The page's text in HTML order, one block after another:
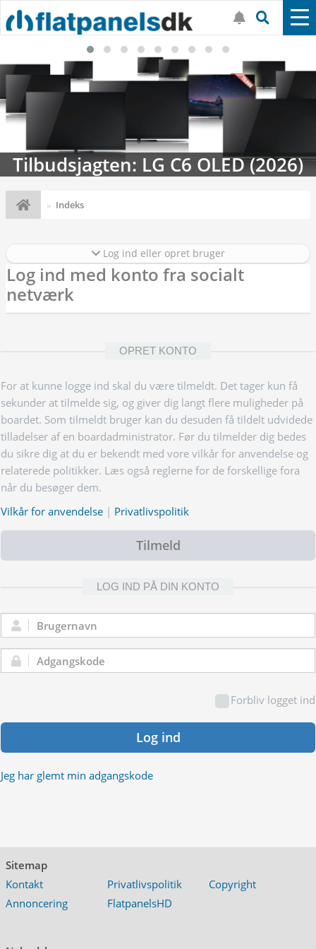
Tilbudsjagten: LG C6 OLED (2026)
Indeks
Log ind eller opret bruger
Log ind med konto fra socialt
netværk
OPRET KONTO
For at kunne logge ind skal du være tilmeldt. Det tager kun få
sekunder at tilmelde sig, og giver dig langt flere muligheder på
boardet. Som tilmeldt bruger kan du desuden få tildelt udvidede
tilladelser af en boardadministrator. Før du tilmelder dig bedes
du sikre dig at du er bekendt med vore vilkår for anvendelse og
relaterede politikker. Læs også reglerne for de forskellige fora
når du besøger dem.
Vilkår for anvendelse | Privatlivspolitik
Tilmeld
LOG IND PÅ DIN KONTO
Brugernavn:
Adgangskode:
Forbliv logget ind
Log ind
Jeg har glemt min adgangskode
Sitemap
Kontakt
Privatlivspolitik
Copyright
Annoncering
FlatpanelsHD